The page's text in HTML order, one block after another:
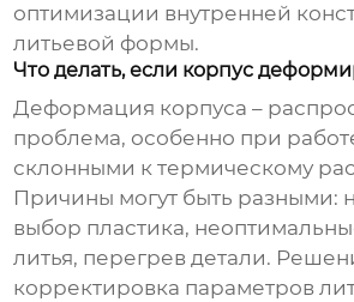
оптимизации внутренней
литьевой формы.
Что делать, если корпус
Деформация корпуса –
проблема, особенно при
склонными к термическому
Причины могут быть разными:
выбор пластика,
литья, перегрев детали.
корректировка параметров